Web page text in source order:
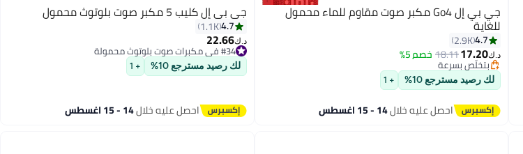
جي بي إل Go4 مكبر صوت مقاوم للماء محمول
للغاية
4.7
2.9K
د.ك‏17.20
18.11خصم 5%
بتخلّص بسرعة
بتخلّص بسرعة
لك رصيد مسترجع 10% + 1
احصل عليه خلال14 - 15 اغسطس
جي بي إل كليب 5 مكبر صوت بلوتوث محمول
4.7
1.1K
د.ك‏22.66
#34 في مكبرات صوت بلوتوث محمولة
باقي 1 وحدات في المخزون
#34 في مكبرات صوت بلوتوث محمولة
لك رصيد مسترجع 10% + 1
احصل عليه خلال14 - 15 اغسطس